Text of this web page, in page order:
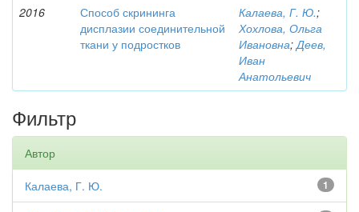
2016
Способ скрининга
дисплазии соединительной
ткани у подростков
Калаева, Г. Ю.;
Хохлова, Ольга
Ивановна;Деев,
Иван
Анатольевич
Фильтр
Автор
1
Калаева, Г. Ю.